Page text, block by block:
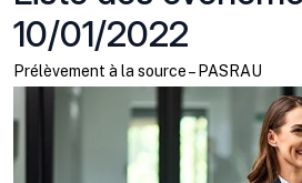
10/01/2022
Prélèvement à la source – PASRAU